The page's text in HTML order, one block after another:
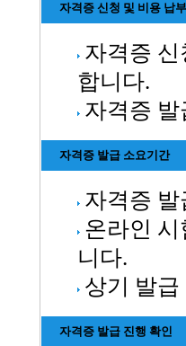
자격증 신청 및 비용 납부
자격증
합니다.
자격증
자격증 발급 소요기간
자격증 발
온라인
니다.
상기 발
자격증 발급 진행 확인